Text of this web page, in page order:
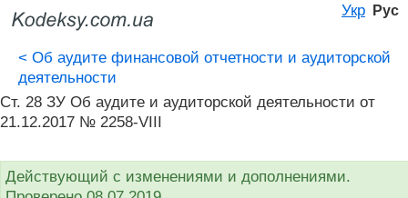
Укр Рус
< Об аудите финансовой отчетности и аудиторской
деятельности
Ст. 28 ЗУ Об аудите и аудиторской деятельности от
21.12.2017 № 2258-VIII
Действующий с изменениями и дополнениями.